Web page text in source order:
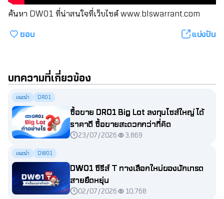
ค้นหา DW01 ที่น่าสนใจที่เว็บไซต์www.blswarrant.com
ชอบ แบ่งปัน
บทความที่เกี่ยวข้อง
แนะนำ DR01
ซื้อขาย DR01 Big Lot ลงทุนไซส์ใหญ่ ได้
ราคาดี ซื้อขายสะดวกกว่าที่คิด
23/07/2026 3,869
แนะนำ DW01
DW01 ซีรีส์ T ทางเลือกใหม่ของนักเทรด
สายยืดหยุ่น
02/07/2026 10,768